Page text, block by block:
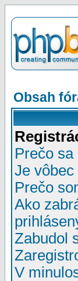
Obsah
Prečo
Je
Prečo
Ako
Zabudol
V